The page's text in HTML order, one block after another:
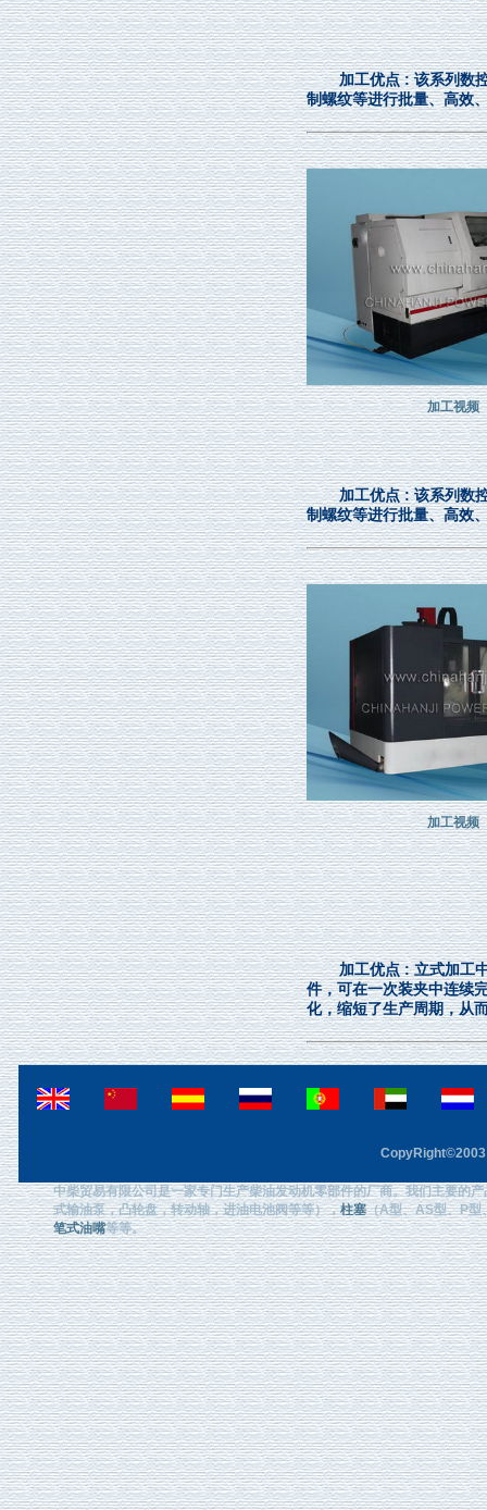
加工优点 : 该系列数
制螺纹等进行批量、高效
加工视频
加工优点 : 该系列数
制螺纹等进行批量、高效
加工视频
加工优点 : 立式加工
件，可在一次装夹中连续
化，缩短了生产周期，从
中柴贸易有限公司是一家专门生产柴油发动机零部件的厂商。我们主要的产
式输油泵，凸轮盘，转动轴，进油电池阀等等），柱塞（A型、AS型、P型
笔式油嘴等等。